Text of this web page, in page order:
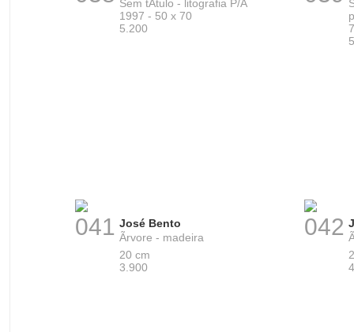
Sem tÃ­tulo - litografia P/A
1997 - 50 x 70
5.200
041 José Bento
Ãrvore - madeira
20 cm
3.900
042